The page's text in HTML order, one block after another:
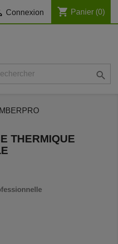
Connexion shopping_cart Panier (0)

THERMIQUE